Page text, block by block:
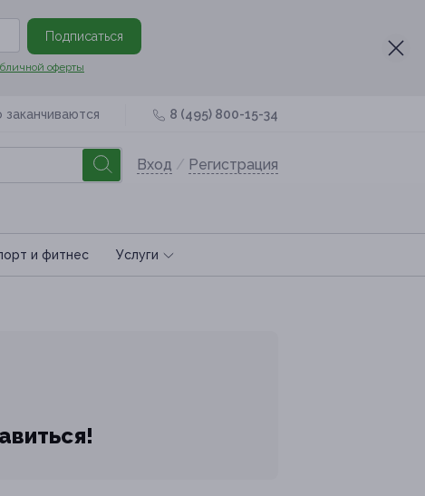
Подписаться
оферты
заканчиваются 8 (495) 800-15-34
Вход / Регистрация
и фитнес Услуги